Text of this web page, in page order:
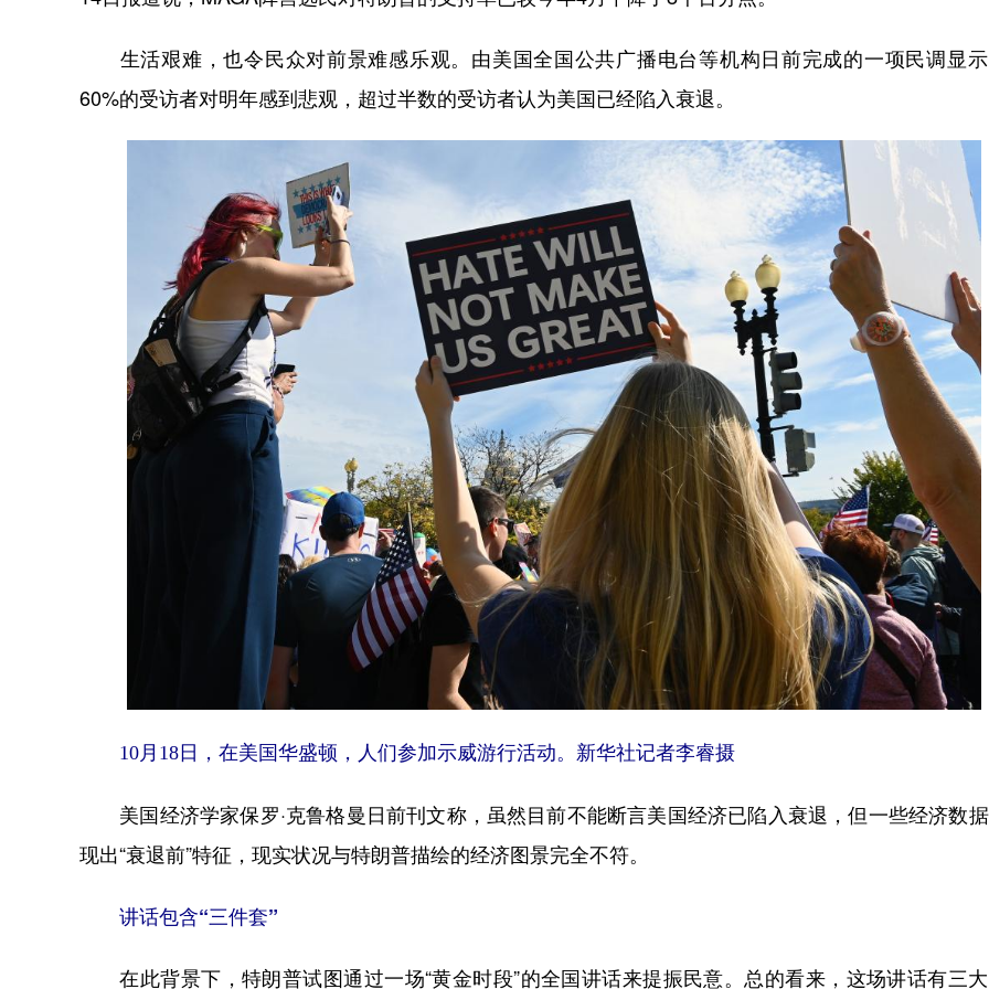
生活艰难，也令民众对前景难感乐观。由美国全国公共广播电台等机构日前完成的一项民调显
60%的受访者对明年感到悲观，超过半数的受访者认为美国已经陷入衰退。
10月18日，在美国华盛顿，人们参加示威游行活动。新华社记者李睿摄
美国经济学家保罗·克鲁格曼日前刊文称，虽然目前不能断言美国经济已陷入衰退，但一些经济数
现出“衰退前”特征，现实状况与特朗普描绘的经济图景完全不符。
讲话包含“三件套”
在此背景下，特朗普试图通过一场“黄金时段”的全国讲话来提振民意。总的看来，这场讲话有三